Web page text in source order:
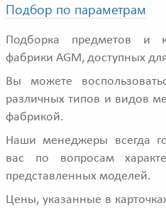
Подбор по параметрам
Подборка предметов и
фабрики AGM, доступных
Вы можете
различных типов и видов
фабрикой.
Наши менеджеры всегда
вас по вопросам
представленных моделей.
Цены, указанные в